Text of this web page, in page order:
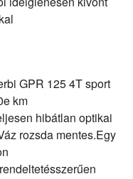
GPR 125 4T sport
km
hibátlan optikai
rozsda mentes.Egy